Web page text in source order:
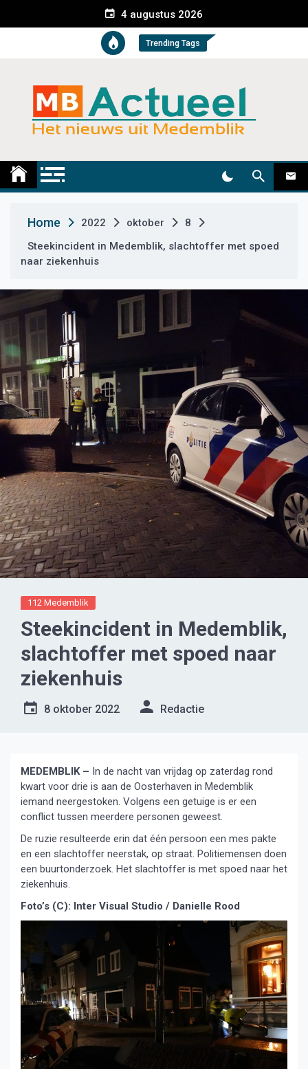
e
t
4 augustus 2026
Trending Tags
Medemblik Actueel
Home 2022 oktober
8
Steekincident in Medemblik, slachtoffer met spoed
naar ziekenhuis
112 Medemblik
Steekincident in Medemblik,
slachtoffer met spoed naar
ziekenhuis
8 oktober 2022 Redactie
MEDEMBLIK – In de nacht van vrijdag op zaterdag rond
kwart voor drie is aan de Oosterhaven in Medemblik
iemand neergestoken. Volgens een getuige is er een
conflict tussen meerdere personen geweest.
De ruzie resulteerde erin dat één persoon een mes pakte
en een slachtoffer neerstak, op straat. Politiemensen doen
een buurtonderzoek. Het slachtoffer is met spoed naar het
ziekenhuis.
Foto’s (C): Inter Visual Studio / Danielle Rood